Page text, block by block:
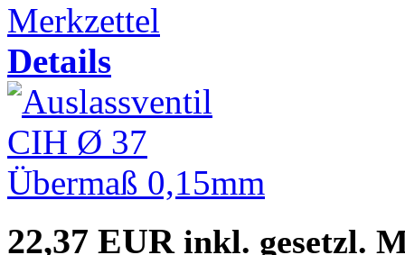
Merkzettel
Details
22,37 EUR inkl. gesetzl.